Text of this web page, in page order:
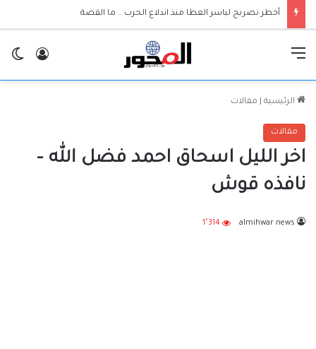
أخطر تصريح لياسر العطا منذ اندلاع الحرب .. ما القصة
الرئيسية مقالات
مقالات
اخر الليل اسحاق احمد فضل الله –
نافذه قوش
almihwar news 1٬314